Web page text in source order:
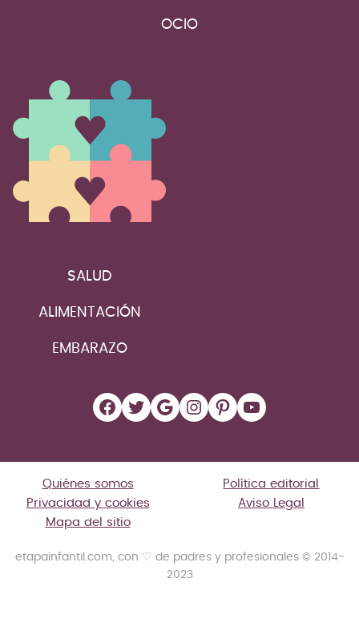
OCIO
SALUD
ALIMENTACIÓN
EMBARAZO
Facebook
Twitter
Google
Instagram
Pinterest
YouTube
Quiénes somos
Política editorial
Privacidad y cookies
Aviso Legal
Mapa del sitio
etapainfantil.com, con ♡ de padres y profesionales © 2014-
2023